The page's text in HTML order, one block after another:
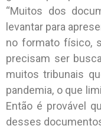
“Muitos dos
levantar para
no formato físico,
precisam ser
muitos tribunais
pandemia, o que
Então é provável
desses